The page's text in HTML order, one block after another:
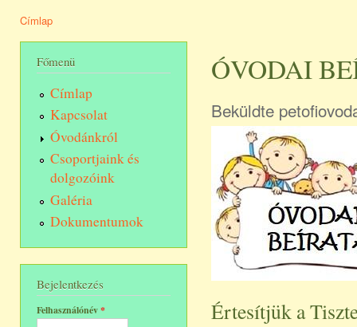
Címlap
Főmenü
Címlap
Kapcsolat
Óvodánkról
Csoportjaink és
dolgozóink
Galéria
Dokumentumok
Bejelentkezés
Felhasználónév*
ÓVODAI
Beküldte
Értesítjük a